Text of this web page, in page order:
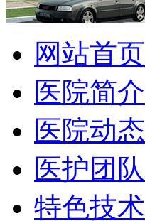
网站首页
医院简介
医院动态
医护团队
特色技术